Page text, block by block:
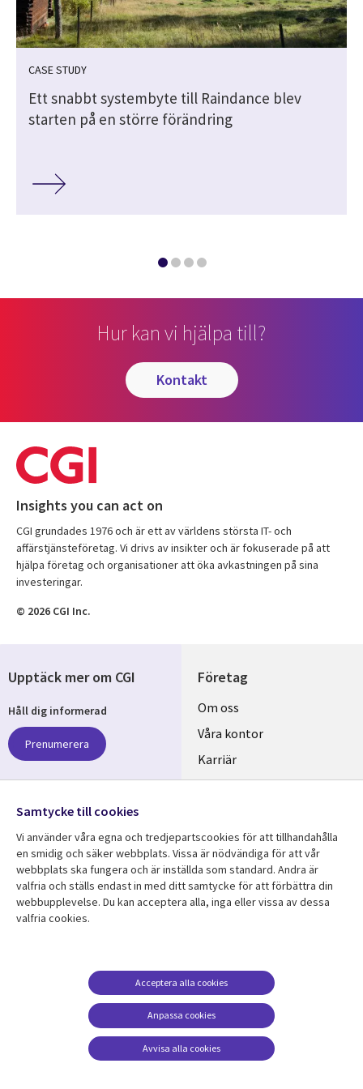
CASE STUDY
Ett snabbt systembyte till Raindance blev
starten på en större förändring
Hur kan vi hjälpa till?
kontakt
Insights you can act on
CGI grundades 1976 och är ett av världens största IT- och
affärstjänsteföretag. Vi drivs av insikter och är fokuserade på att
hjälpa företag och organisationer att öka avkastningen på sina
investeringar.
© 2026 CGI Inc.
Företag
Useful
links
SWEDEN
Om oss
Våra kontor
Karriär
Hållbarhet
Resurscenter
SWEDEN
SWEDEN
dataskydd
Accessibility
Terms of Use
Hantering av cookies
Upptäck mer om CGI
Håll dig informerad
Prenumerera
Följ oss
Social
Media
SWEDEN
Samtycke till cookies
Vi använder våra egna och tredjepartscookies för att tillhandahålla
en smidig och säker webbplats. Vissa är nödvändiga för att vår
webbplats ska fungera och är inställda som standard. Andra är
valfria och ställs endast in med ditt samtycke för att förbättra din
webbupplevelse. Du kan acceptera alla, inga eller vissa av dessa
valfria cookies.
Anpassa cookies
Acceptera alla cookies
Avvisa alla cookies